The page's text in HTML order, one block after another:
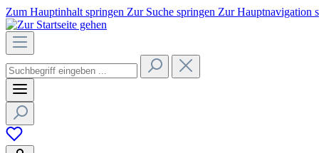
Zum Hauptinhalt springen Zur Suche springen Zur Hauptnavigation